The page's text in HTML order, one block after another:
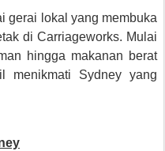
gerai lokal yang membuka
di Carriageworks. Mulai
hingga makanan berat
menikmati Sydney yang